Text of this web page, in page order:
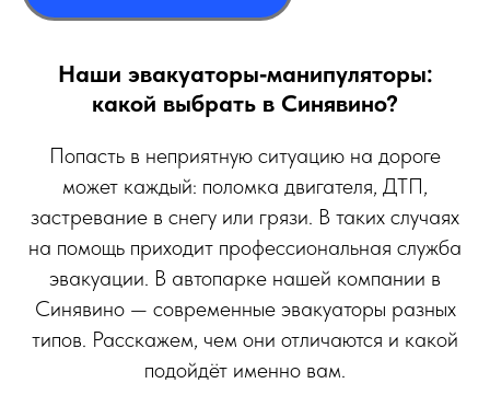
Наши эвакуаторы‑манипуляторы:
какой выбрать в Синявино?
Попасть в неприятную ситуацию на дороге
может каждый: поломка двигателя, ДТП,
застревание в снегу или грязи. В таких случаях
на помощь приходит профессиональная служба
эвакуации. В автопарке нашей компании в
Синявино — современные эвакуаторы разных
типов. Расскажем, чем они отличаются и какой
подойдёт именно вам.